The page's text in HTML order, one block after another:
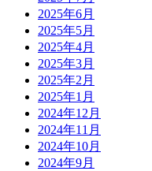
2025年6月
2025年5月
2025年4月
2025年3月
2025年2月
2025年1月
2024年12月
2024年11月
2024年10月
2024年9月